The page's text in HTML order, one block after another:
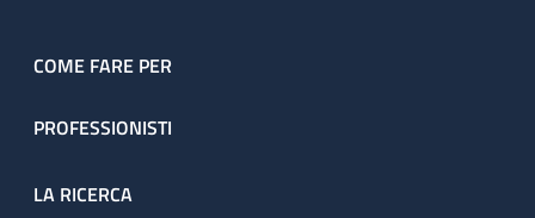
COME FARE PER
PROFESSIONISTI
LA RICERCA